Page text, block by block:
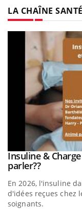
LA CHAÎNE SANTÉ
Youtube
Insuline &
parler??Youtube
En 2026, l'insuline
d'idées reçues chez
soignants.